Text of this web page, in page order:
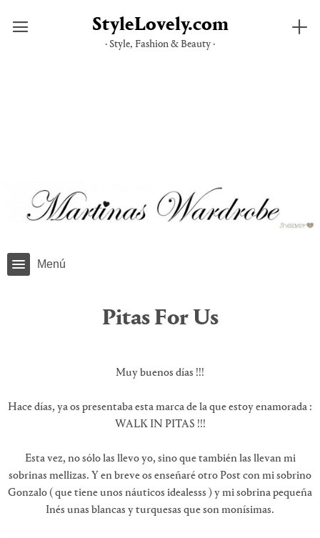
StyleLovely.com
· Style, Fashion & Beauty ·
Menú
Pitas For Us
Muy buenos días !!!
Hace días, ya os presentaba esta marca de la que estoy enamorada :
WALK IN PITAS !!!
Esta vez, no sólo las llevo yo, sino que también las llevan mi
sobrinas mellizas. Y en breve os enseñaré otro Post con mi sobrino
Gonzalo ( que tiene unos náuticos idealesss ) y mi sobrina pequeña
Inés unas blancas y turquesas que son monísimas.